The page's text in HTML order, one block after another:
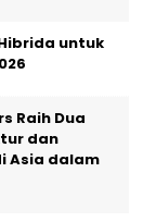
untuk
Raih Dua
dan
Asia dalam